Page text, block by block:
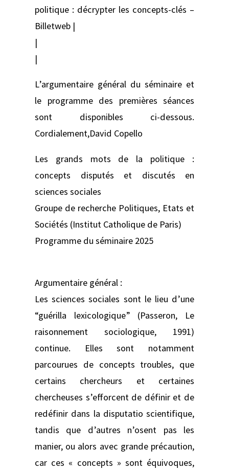
politique : décrypter les concepts-clés –
Billetweb |
|
|
L’argumentaire général du séminaire et
le programme des premières séances
sont disponibles ci-dessous.
Cordialement,David Copello
Les grands mots de la politique :
concepts disputés et discutés en
sciences sociales
Groupe de recherche Politiques, Etats et
Sociétés (Institut Catholique de Paris)
Programme du séminaire 2025
Argumentaire général :
Les sciences sociales sont le lieu d’une
“guérilla lexicologique” (Passeron, Le
raisonnement sociologique, 1991)
continue. Elles sont notamment
parcourues de concepts troubles, que
certains chercheurs et certaines
chercheuses s’efforcent de définir et de
redéfinir dans la disputatio scientifique,
tandis que d’autres n’osent pas les
manier, ou alors avec grande précaution,
car ces « concepts » sont équivoques,